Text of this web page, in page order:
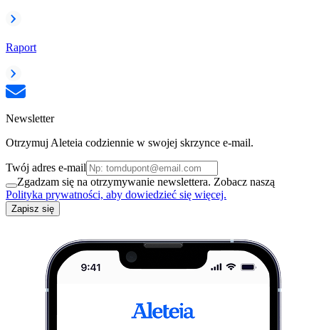
Raport
Newsletter
Otrzymuj Aleteia codziennie w swojej skrzynce e-mail.
Twój adres e-mail
Zgadzam się na otrzymywanie newslettera. Zobacz naszą
Polityka prywatności, aby dowiedzieć się więcej.
Zapisz się